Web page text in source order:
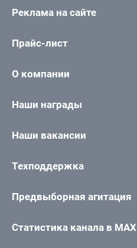
Реклама на сайте
Прайс-лист
О компании
Наши награды
Наши вакансии
Техподдержка
Предвыборная агитация
Статистика канала в MAX